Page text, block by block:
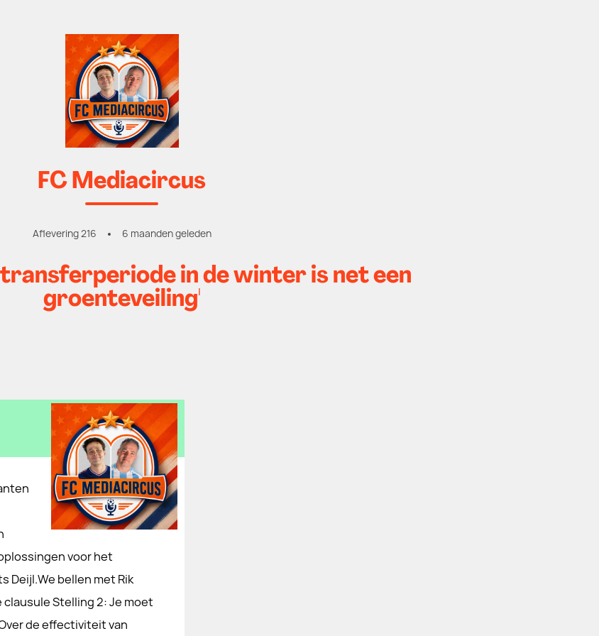
FC Mediacircus
Aflevering 216 6 maanden geleden
transferperiode in de winter is net een
groenteveiling'
voor het
Deijl.We bellen met Rik
clausule Stelling 2: Je moet
de effectiviteit van